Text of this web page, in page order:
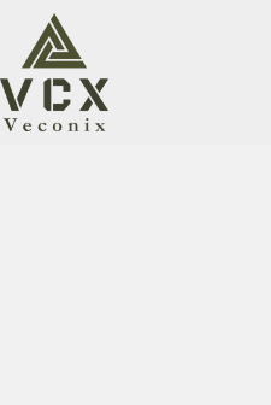
contenido